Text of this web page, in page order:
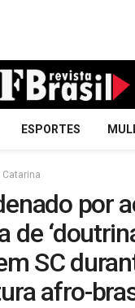
ESPORTES
Catarina
por
de
SC
afro-